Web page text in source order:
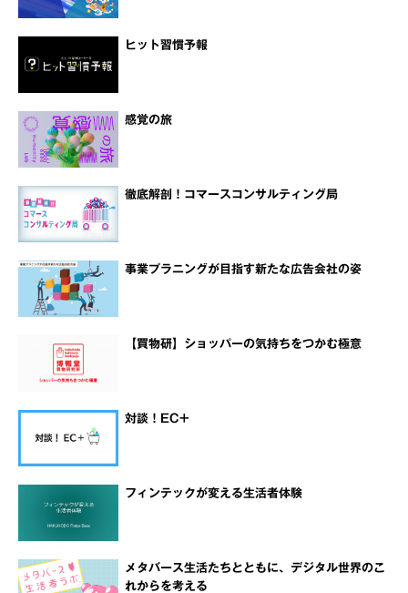
ヒット習慣予報
感覚の旅
徹底解剖！コマースコンサルティング局
事業プラニングが目指す新たな広告会社の姿
【買物研】ショッパーの気持ちをつかむ極意
対談！EC+
フィンテックが変える生活者体験
メタバース生活たちとともに、デジタル世界のこ
れからを考える